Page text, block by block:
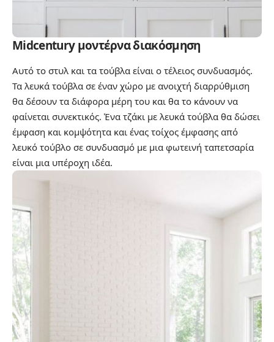
Midcentury μοντέρνα διακόσμηση
Αυτό το στυλ και τα τούβλα είναι ο τέλειος συνδυασμός.
Τα λευκά τούβλα σε έναν χώρο με ανοιχτή διαρρύθμιση
θα δέσουν τα διάφορα μέρη του και θα το κάνουν να
φαίνεται συνεκτικός. Ένα τζάκι με λευκά τούβλα θα δώσει
έμφαση και κομψότητα και ένας τοίχος έμφασης από
λευκό τούβλο σε συνδυασμό με μια φωτεινή ταπετσαρία
είναι μια υπέροχη ιδέα.